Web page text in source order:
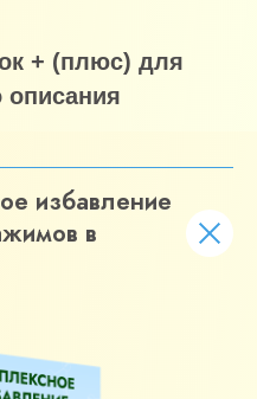
+ (плюс) для
описания
избавление
в